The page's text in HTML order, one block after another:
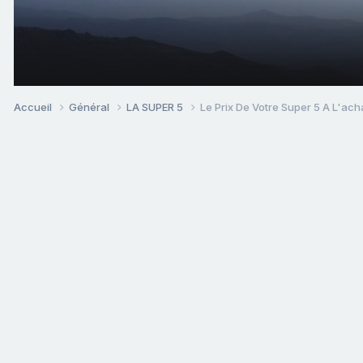
Accueil Général LA SUPER 5 Le Prix De Votre Super 5 A